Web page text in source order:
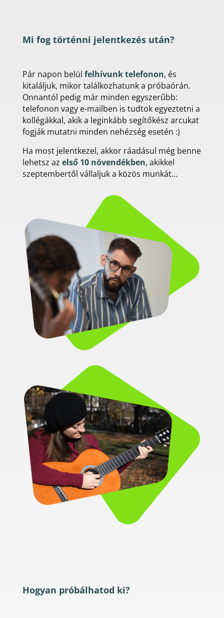
Mi fog történni jelentkezés után?
Pár napon belül felhívunk telefonon, és
kitaláljuk, mikor találkozhatunk a próbaórán.
Onnantól pedig már minden egyszerűbb:
telefonon vagy e-mailben is tudtok egyeztetni a
kollégákkal, akik a leginkább segítőkész arcukat
fogják mutatni minden nehézség esetén :)
Ha most jelentkezel, akkor ráadásul még benne
lehetsz az első 10 növendékben, akikkel
szeptembertől vállaljuk a közös munkát…
Hogyan próbálhatod ki?